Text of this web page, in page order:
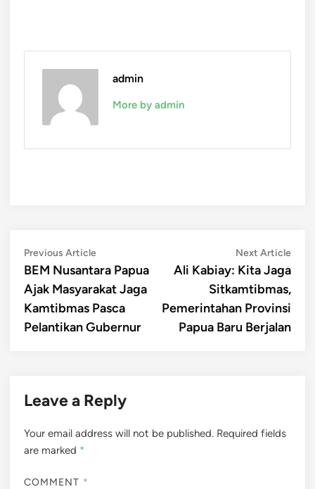
admin
More by admin
Post
navigation
Previous ArticlePrevious
article:
BEM Nusantara Papua
Ajak Masyarakat Jaga
Kamtibmas Pasca
Pelantikan Gubernur
Next ArticleNext
Ali Kabiay: Kita Jaga
Sitkamtibmas,
Pemerintahan Provinsi
Papua Baru Berjalan
Leave a Reply
Your email address will not be published. Required fields
are marked *
COMMENT *